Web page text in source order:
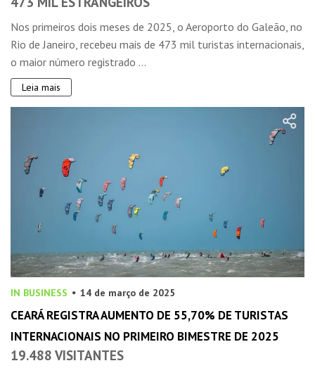
Nos primeiros dois meses de 2025, o Aeroporto do Galeão, no
Rio de Janeiro, recebeu mais de 473 mil turistas internacionais,
o maior número registrado ...
Leia mais
IN BUSINESS 14 de março de 2025
CEARÁ REGISTRA AUMENTO DE 55,70% DE TURISTAS
INTERNACIONAIS NO PRIMEIRO BIMESTRE DE 2025
19.488 VISITANTES